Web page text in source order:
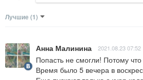
Лучшие (1)
Анна Малинина 2021.08.23 07:52
Попасть не смогли! Потому
Время было 5 вечера в